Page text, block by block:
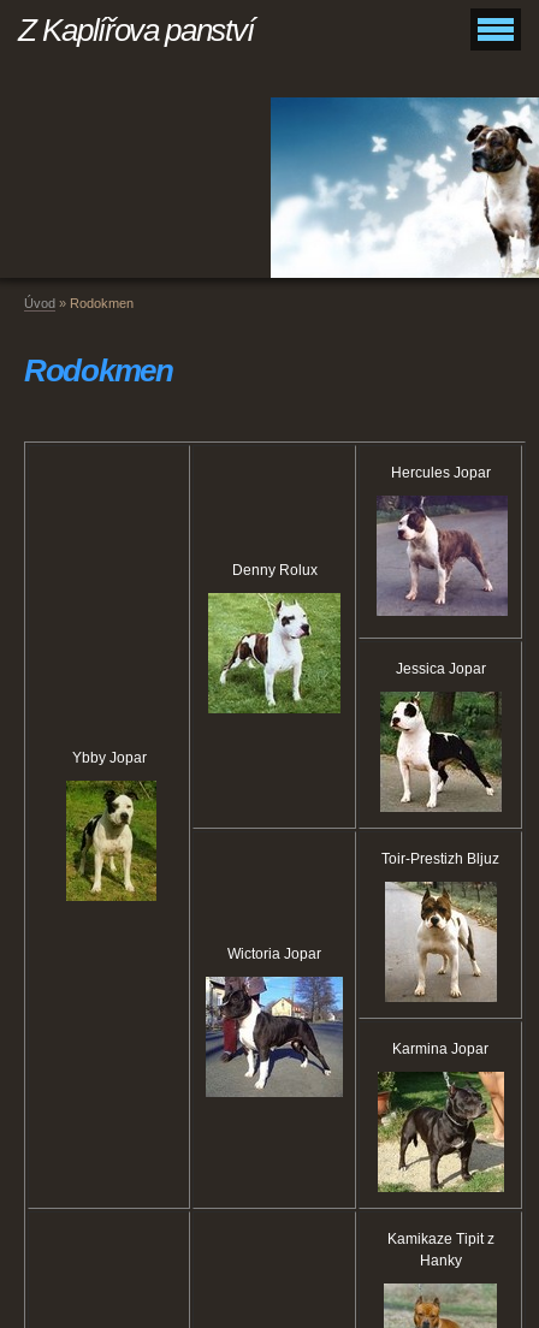
Z Kaplířova panství
Úvod » Rodokmen
Rodokmen
Ybby Jopar
Denny Rolux
Hercules Jopar
Jessica Jopar
Wictoria Jopar
Toir-Prestizh Bljuz
Karmina Jopar
Kamikaze Tipit z
Hanky